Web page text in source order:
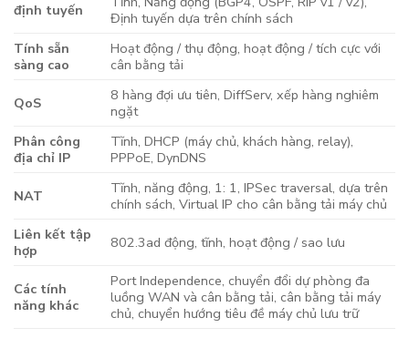
định tuyến
Định tuyến dựa trên chính sách
Tính sẵn
sàng cao
Hoạt động / thụ động, hoạt động / tích cực với
cân bằng tải
QoS
8 hàng đợi ưu tiên, DiffServ, xếp hàng nghiêm
ngặt
Phân công
địa chỉ IP
Tĩnh, DHCP (máy chủ, khách hàng, relay),
PPPoE, DynDNS
NAT
Tĩnh, năng động, 1: 1, IPSec traversal, dựa trên
chính sách, Virtual IP cho cân bằng tải máy chủ
Liên kết tập
hợp
802.3ad động, tĩnh, hoạt động / sao lưu
Các tính
năng khác
Port Independence, chuyển đổi dự phòng đa
luồng WAN và cân bằng tải, cân bằng tải máy
chủ, chuyển hướng tiêu đề máy chủ lưu trữ